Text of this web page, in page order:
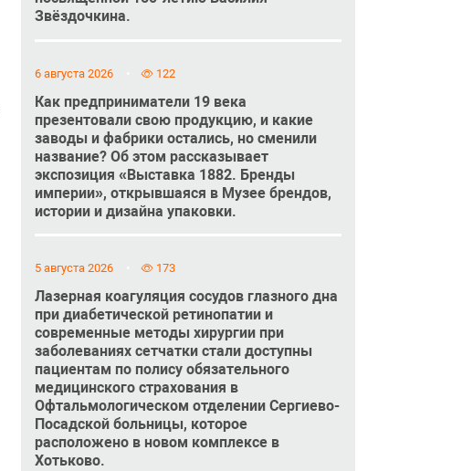
Звёздочкина.
6 августа 2026 122
Как предприниматели 19 века
презентовали свою продукцию, и какие
заводы и фабрики остались, но сменили
название? Об этом рассказывает
экспозиция «Выставка 1882. Бренды
империи», открывшаяся в Музее брендов,
истории и дизайна упаковки.
5 августа 2026 173
Лазерная коагуляция сосудов глазного дна
при диабетической ретинопатии и
современные методы хирургии при
заболеваниях сетчатки стали доступны
пациентам по полису обязательного
медицинского страхования в
Офтальмологическом отделении Сергиево-
Посадской больницы, которое
расположено в новом комплексе в
Хотьково.